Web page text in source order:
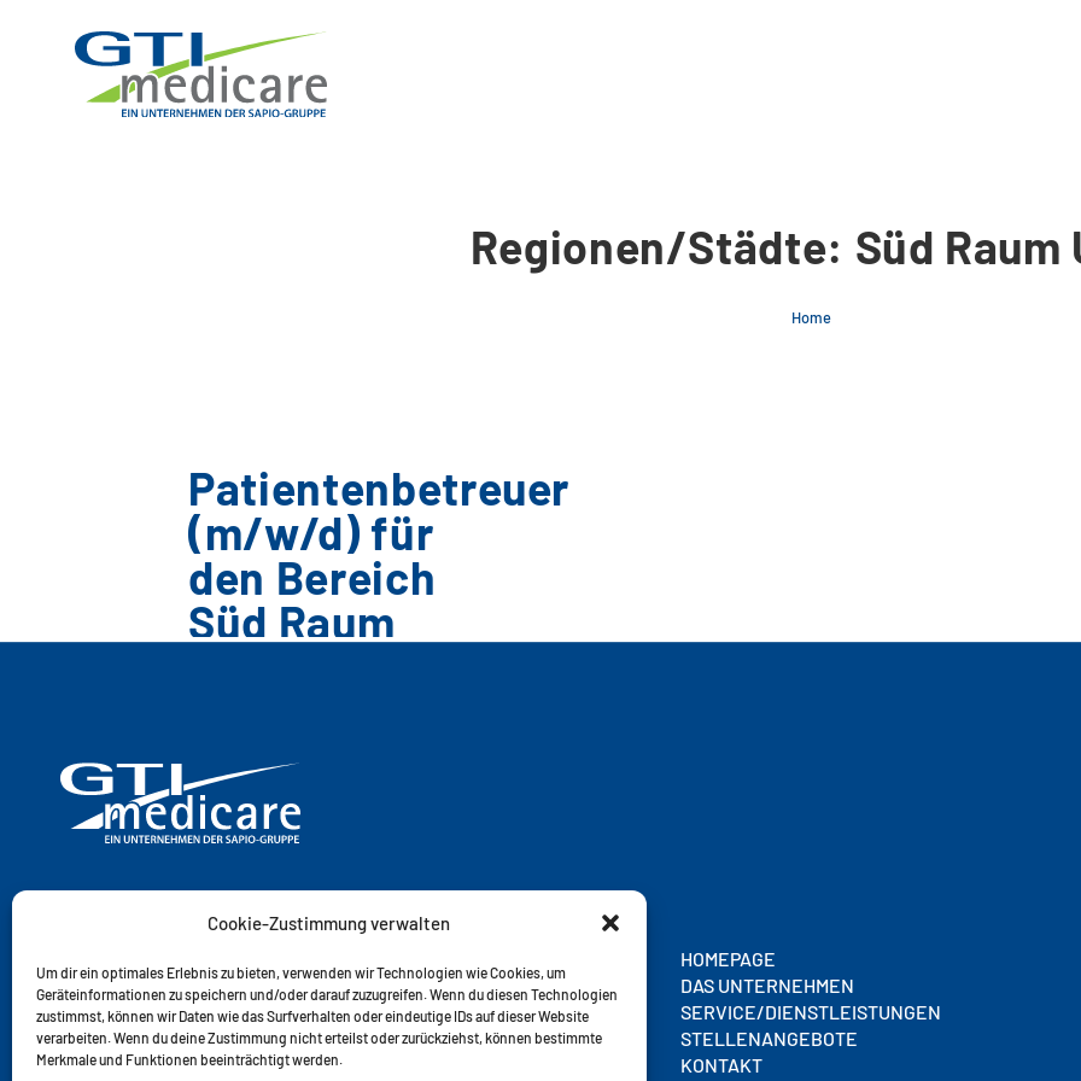
Cookie-Zustimmung verwalten
Um dir ein optimales Erlebnis zu bieten, verwenden wir Technologien wie Cookies, um
Geräteinformationen zu speichern und/oder darauf zuzugreifen. Wenn du diesen Technologien
zustimmst, können wir Daten wie das Surfverhalten oder eindeutige IDs auf dieser Website
verarbeiten. Wenn du deine Zustimmung nicht erteilst oder zurückziehst, können bestimmte
Merkmale und Funktionen beeinträchtigt werden.
Regionen/Städte: Süd Raum
Home
Patientenbetreuer
(m/w/d) für
den Bereich
Süd Raum
GTI MEDICARE GMBH
BEULER HÖHE 36
D-45525 HATTINGEN
TELEFON: (0 23 24) 91 99-0
HOMEPAGE
DAS UNTERNEHMEN
SERVICE/DIENSTLEISTUNGEN
STELLENANGEBOTE
KONTAKT